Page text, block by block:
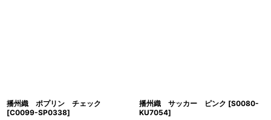
播州織 ポプリン チェック
[C0099-SP0338]
播州織 サッカー ピンク [S0080-
KU7054]